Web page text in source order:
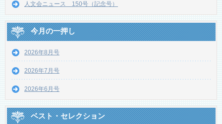
人文会ニュース 150号（記念号）
今月の一押し
2026年8月号
2026年7月号
2026年6月号
ベスト・セレクション